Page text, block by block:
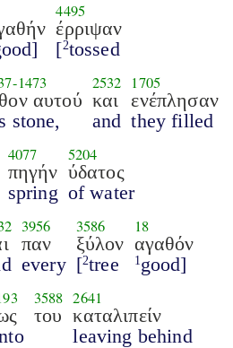
4495
έρριψαν
[2tossed
-1473
αυτού
stone,
2532
και
and
1705
ενέπλησαν
they filled
4077
πηγήν
spring
5204
ύδατος
of water
3956
παν
every
3586
ξύλον
[2tree
18
αγαθόν
1 good]
3588
του
2641
καταλιπείν
leaving behind